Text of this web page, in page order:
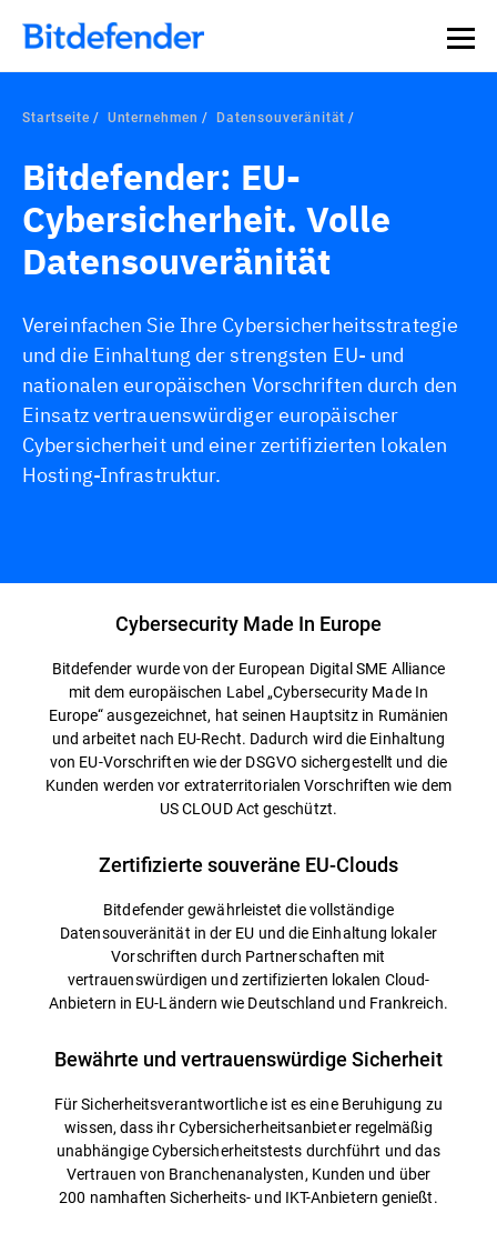
Startseite Unternehmen Datensouveränität
Bitdefender: EU-
Cybersicherheit. Volle
Datensouveränität
Vereinfachen Sie Ihre Cybersicherheitsstrategie
und die Einhaltung der strengsten EU- und
nationalen europäischen Vorschriften durch den
Einsatz vertrauenswürdiger europäischer
Cybersicherheit und einer zertifizierten lokalen
Hosting-Infrastruktur.
Cybersecurity Made In Europe
Bitdefender wurde von der European Digital SME Alliance
mit dem europäischen Label „Cybersecurity Made In
Europe“ ausgezeichnet, hat seinen Hauptsitz in Rumänien
und arbeitet nach EU-Recht. Dadurch wird die Einhaltung
von EU-Vorschriften wie der DSGVO sichergestellt und die
Kunden werden vor extraterritorialen Vorschriften wie dem
US CLOUD Act geschützt.
Zertifizierte souveräne EU-Clouds
Bitdefender gewährleistet die vollständige
Datensouveränität in der EU und die Einhaltung lokaler
Vorschriften durch Partnerschaften mit
vertrauenswürdigen und zertifizierten lokalen Cloud-
Anbietern in EU-Ländern wie Deutschland und Frankreich.
Bewährte und vertrauenswürdige Sicherheit
Für Sicherheitsverantwortliche ist es eine Beruhigung zu
wissen, dass ihr Cybersicherheitsanbieter regelmäßig
unabhängige Cybersicherheitstests durchführt und das
Vertrauen von Branchenanalysten, Kunden und über
200 namhaften Sicherheits- und IKT-Anbietern genießt.